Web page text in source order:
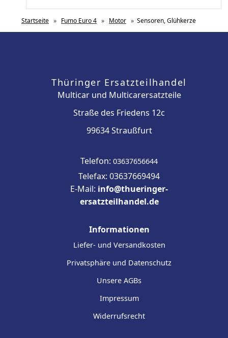
Startseite » Fumo Euro 4 » Motor » Sensoren, Glühkerze
Thüringer Ersatzteilhandel
Multicar und Multicarersatzteile
Straße des Friedens 12c
99634 Straußfurt
Telefon: 03637656644
Telefax: 03637669494
E-Mail: info@thueringer-
ersatzteilhandel.de
Informationen
Liefer- und Versandkosten
Privatsphäre und Datenschutz
Unsere AGBs
Impressum
Widerrufsrecht